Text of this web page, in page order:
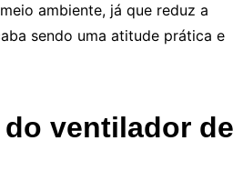
ambiente, já que reduz a
sendo uma atitude prática e
ventilador de